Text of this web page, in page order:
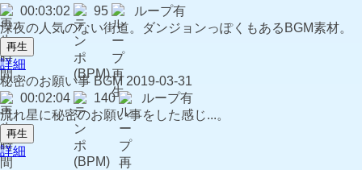
00:03:02
95
ループ有
深夜の人気のない街道。ダンジョンっぽくもあるBGM素材。
再生
詳細
秘密のお願い事 BGM 2019-03-31
00:02:04
140
ループ有
流れ星に秘密のお願い事をした感じ...。
再生
詳細